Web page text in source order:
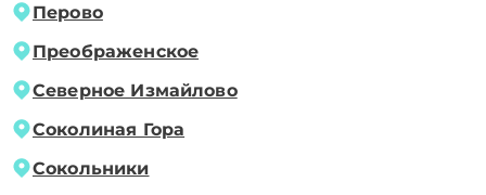
Перово
Преображенское
Северное Измайлово
Соколиная Гора
Сокольники